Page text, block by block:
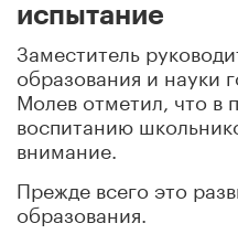
испытание
Заместитель
образования и науки
Молев отметил, что в
воспитанию
внимание.
Прежде всего это
образования.